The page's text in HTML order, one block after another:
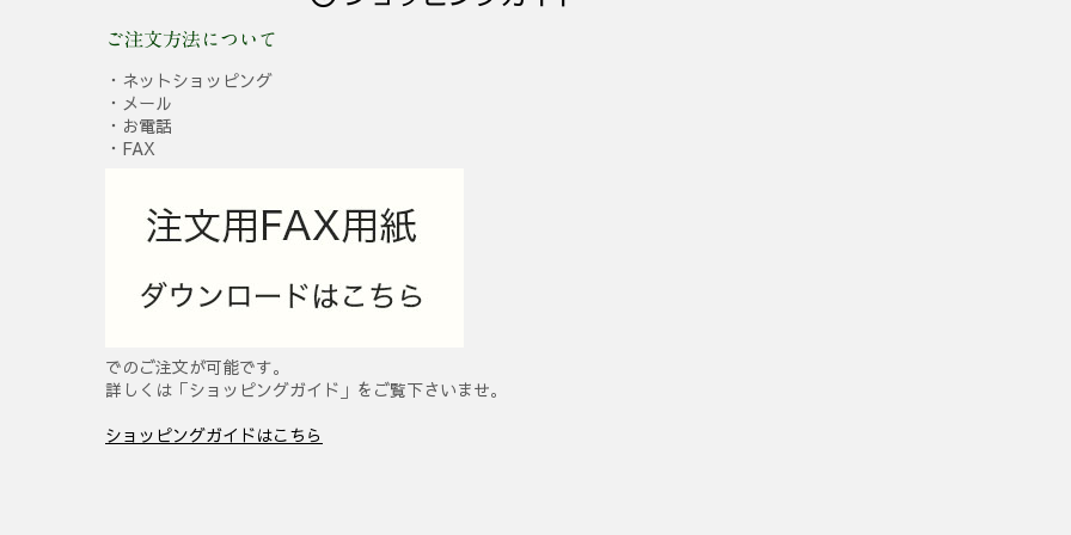
ご注文方法について
・ネットショッピング
・メール
・お電話
・FAX
でのご注文が可能です。
詳しくは「ショッピングガイド」をご覧下さいませ。
ショッピングガイドはこちら